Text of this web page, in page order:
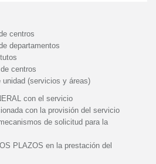
centros
departamentos
centros
unidad (servicios y áreas)
con el servicio
con la provisión del servicio
de solicitud para la
PLAZOS en la prestación del